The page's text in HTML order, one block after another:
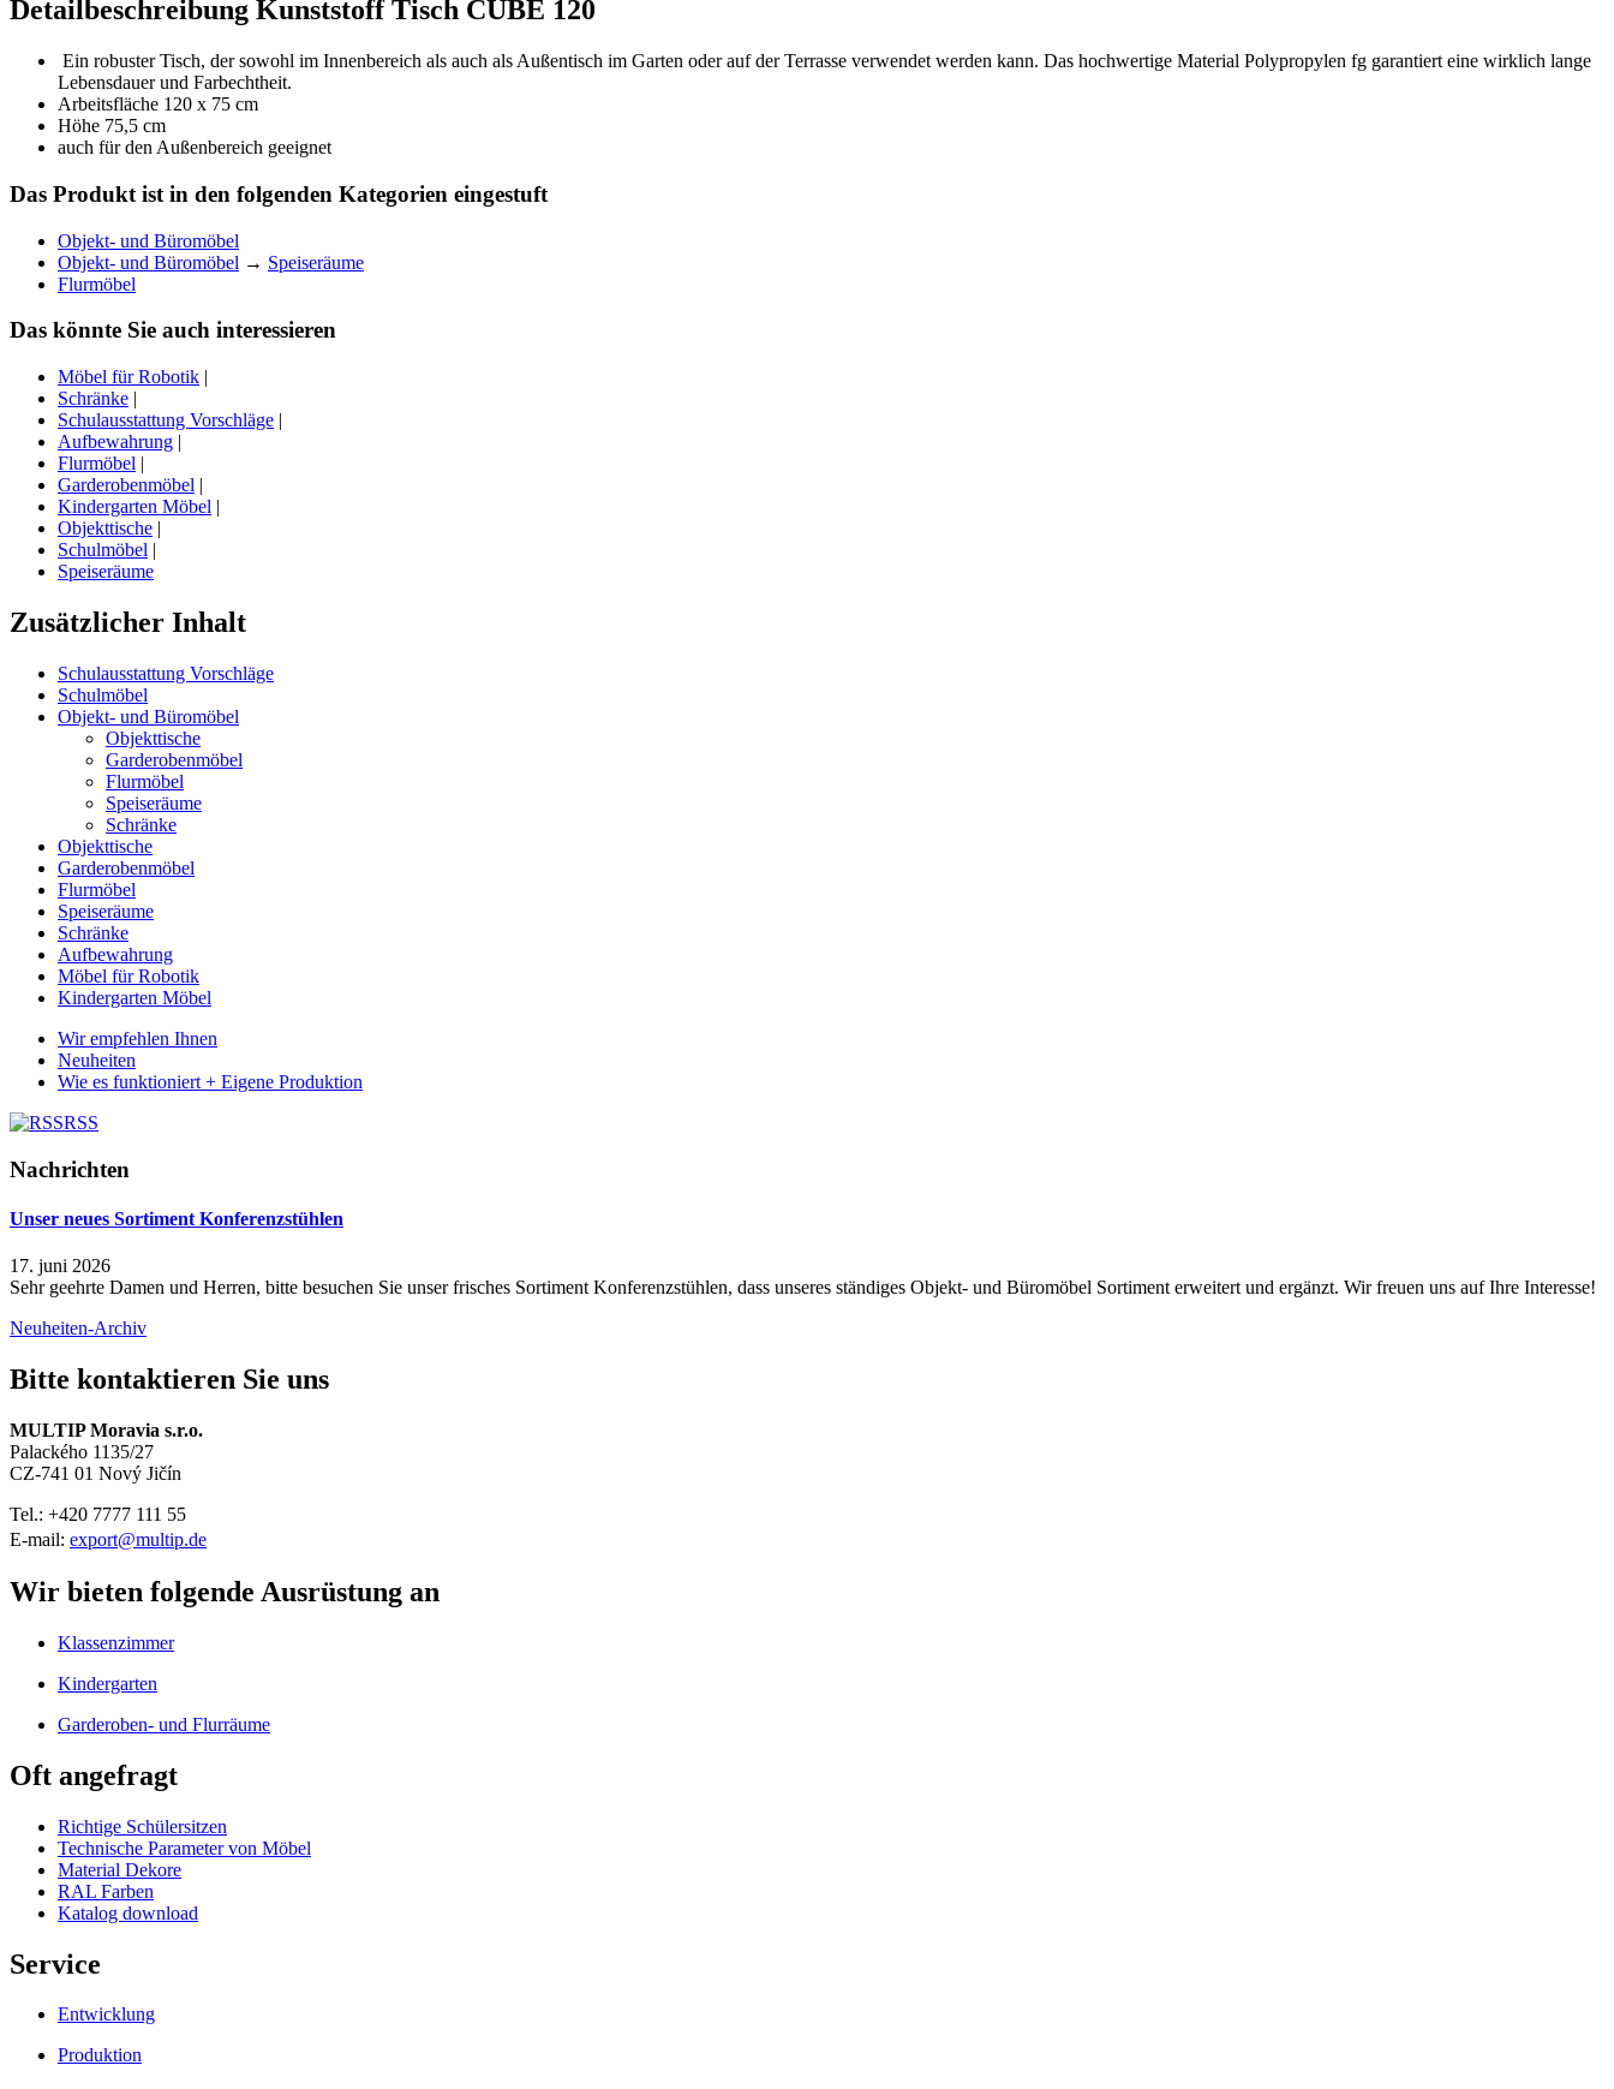
Detailbeschreibung Kunststoff Tisch CUBE 120
Ein robuster Tisch, der sowohl im Innenbereich als auch als Außentisch im Garten oder auf der Terrasse verwendet werden kann. Das hochwertige Material Polypropylen fg garantiert eine wirklich lange
Lebensdauer und Farbechtheit.
Arbeitsfläche 120 x 75 cm
Höhe 75,5 cm
auch für den Außenbereich geeignet
Das Produkt ist in den folgenden Kategorien eingestuft
Objekt- und Büromöbel
Objekt- und Büromöbel → Speiseräume
Flurmöbel
Das könnte Sie auch interessieren
Möbel für Robotik |
Schränke |
Schulausstattung Vorschläge |
Aufbewahrung |
Flurmöbel |
Garderobenmöbel |
Kindergarten Möbel |
Objekttische |
Schulmöbel |
Speiseräume
Zusätzlicher Inhalt
Schulausstattung Vorschläge
Schulmöbel
Objekt- und Büromöbel
Objekttische
Garderobenmöbel
Flurmöbel
Speiseräume
Schränke
Objekttische
Garderobenmöbel
Flurmöbel
Speiseräume
Schränke
Aufbewahrung
Möbel für Robotik
Kindergarten Möbel
Wir empfehlen Ihnen
Neuheiten
Wie es funktioniert + Eigene Produktion
RSS
Nachrichten
Unser neues Sortiment Konferenzstühlen
17. juni 2026
Sehr geehrte Damen und Herren, bitte besuchen Sie unser frisches Sortiment Konferenzstühlen, dass unseres ständiges Objekt- und Büromöbel Sortiment erweitert und ergänzt. Wir freuen uns auf Ihre Interesse!
Neuheiten-Archiv
Bitte kontaktieren Sie uns
MULTIP Moravia s.r.o.
Palackého 1135/27
CZ-741 01 Nový Jičín
Tel.: +420 7777 111 55
E-mail: export@multip.de
Wir bieten folgende Ausrüstung an
Klassenzimmer
Kindergarten
Garderoben- und Flurräume
Oft angefragt
Richtige Schülersitzen
Technische Parameter von Möbel
Material Dekore
RAL Farben
Katalog download
Service
Entwicklung
Produktion